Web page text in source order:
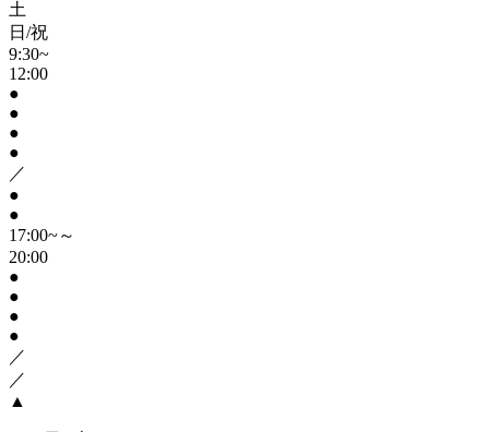
土
日/祝
9:30~
12:00
●
●
●
●
／
●
●
17:00~～
20:00
●
●
●
●
／
／
▲